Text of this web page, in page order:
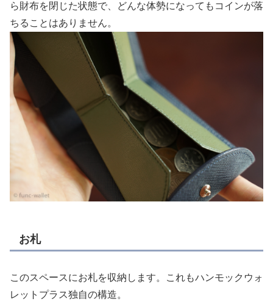
ら財布を閉じた状態で、どんな体勢になってもコインが落
ちることはありません。
お札
このスペースにお札を収納します。これもハンモックウォ
レットプラス独自の構造。